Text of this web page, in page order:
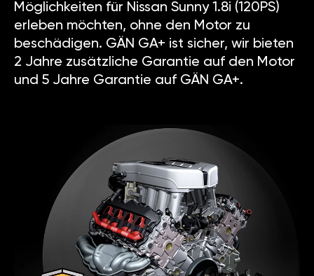
Möglichkeiten für Nissan Sunny 1.8i (120PS)
erleben möchten, ohne den Motor zu
beschädigen. GÄN GA+ ist sicher, wir bieten
2 Jahre zusätzliche Garantie auf den Motor
und 5 Jahre Garantie auf GÄN GA+.